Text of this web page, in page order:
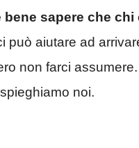
bene sapere che
può aiutare ad
non farci
noi.